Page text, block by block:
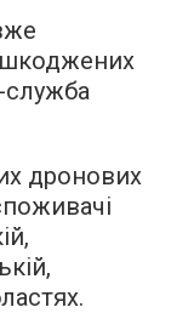
служба
дронових